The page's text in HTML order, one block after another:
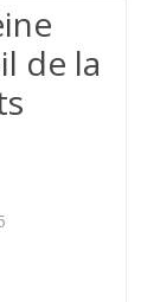
raté.
de la